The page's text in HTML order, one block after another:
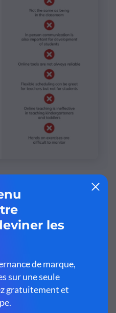
and make it your
pour la